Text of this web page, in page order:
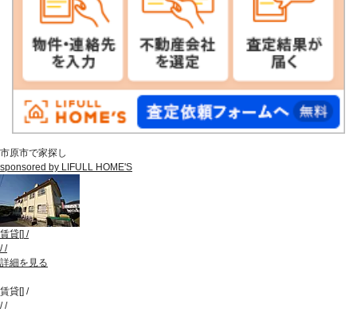
市原市で家探し
sponsored by LIFULL HOME'S
賃貸[] /
//
詳細を見る
賃貸[] /
//